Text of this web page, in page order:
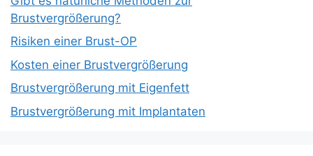
Brustvergrößerung?
Risiken einer Brust-OP
Kosten einer Brustvergrößerung
Brustvergrößerung mit Eigenfett
Brustvergrößerung mit Implantaten